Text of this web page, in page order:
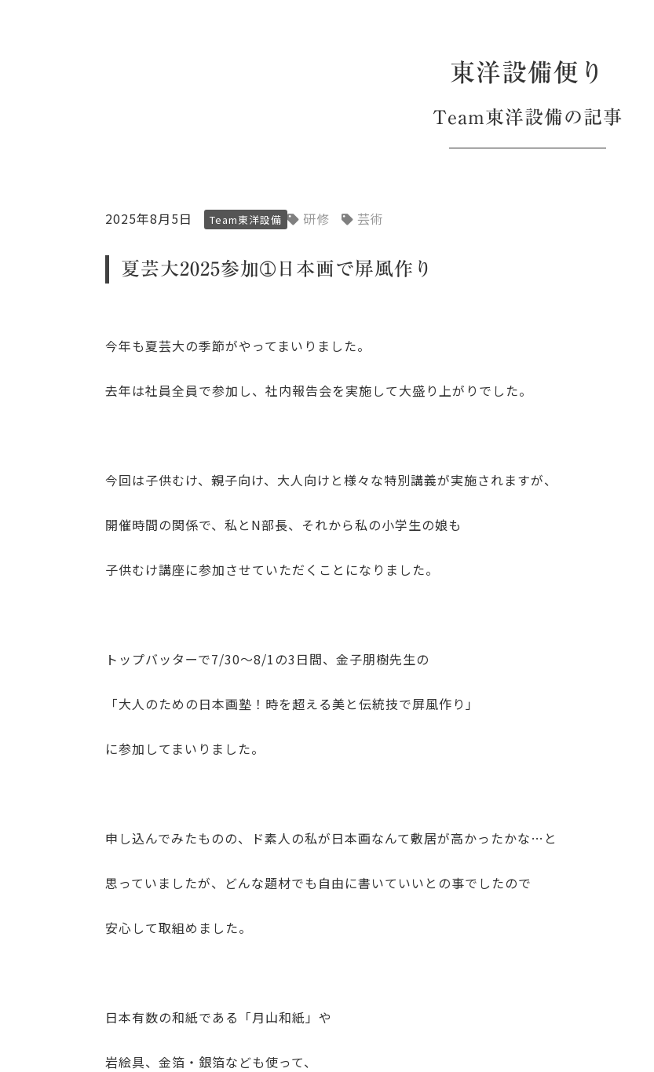
東洋設備便り
Team東洋設備の記事
2025年8月5日 Team東洋設備 研修 芸術
夏芸大2025参加➀日本画で屏風作り
今年も夏芸大の季節がやってまいりました。
去年は社員全員で参加し、社内報告会を実施して大盛り上がりでした。
今回は子供むけ、親子向け、大人向けと様々な特別講義が実施されますが、
開催時間の関係で、私とN部長、それから私の小学生の娘も
子供むけ講座に参加させていただくことになりました。
トップバッターで7/30～8/1の3日間、金子朋樹先生の
「大人のための日本画塾！時を超える美と伝統技で屏風作り」
に参加してまいりました。
申し込んでみたものの、ド素人の私が日本画なんて敷居が高かったかな…と
思っていましたが、どんな題材でも自由に書いていいとの事でしたので
安心して取組めました。
日本有数の和紙である「月山和紙」や
岩絵具、金箔・銀箔なども使って、